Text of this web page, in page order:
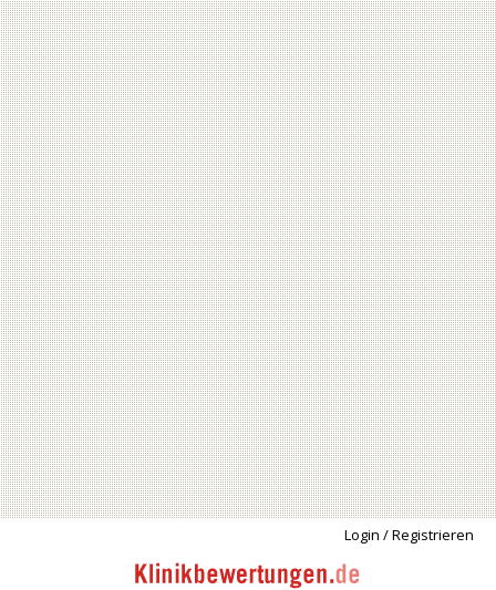
Login / Registrieren